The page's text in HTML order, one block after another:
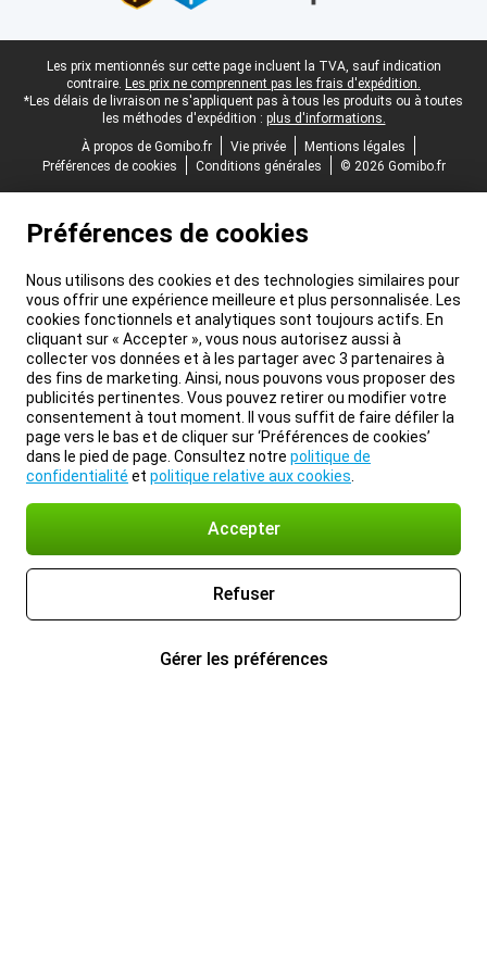
Pied-de-page légal
Les prix mentionnés sur cette page incluent la TVA, sauf indication
contraire. Les prix ne comprennent pas les frais d'expédition.
*Les délais de livraison ne s'appliquent pas à tous les produits ou à toutes
les méthodes d'expédition : plus d'informations.
À propos de Gomibo.fr
Vie privée
Mentions légales
Préférences de cookies
Conditions générales © 2026 Gomibo.fr
Préférences de cookies
Nous utilisons des cookies et des technologies similaires pour
vous offrir une expérience meilleure et plus personnalisée. Les
cookies fonctionnels et analytiques sont toujours actifs. En
cliquant sur « Accepter », vous nous autorisez aussi à
collecter vos données et à les partager avec 3 partenaires à
des fins de marketing. Ainsi, nous pouvons vous proposer des
publicités pertinentes. Vous pouvez retirer ou modifier votre
consentement à tout moment. Il vous suffit de faire défiler la
page vers le bas et de cliquer sur ‘Préférences de cookies’
dans le pied de page. Consultez notre politique de
confidentialité et politique relative aux cookies
Accepter
Refuser
Gérer les préférences